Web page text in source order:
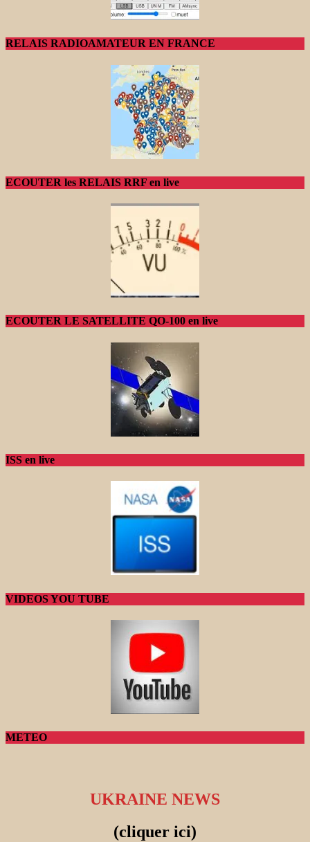
RELAIS RADIOAMATEUR EN FRANCE
ECOUTER les RELAIS RRF en live
ECOUTER LE SATELLITE QO-100 en live
ISS en live
VIDEOS YOU TUBE
METEO
UKRAINE NEWS
(cliquer ici)